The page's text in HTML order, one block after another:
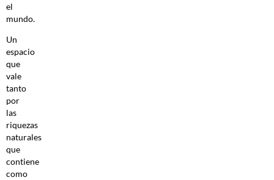
el
mundo.
Un
espacio
que
vale
tanto
por
las
riquezas
naturales
que
contiene
como